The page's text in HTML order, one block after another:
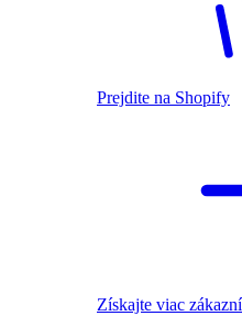
Prejdite na Shopify
Získajte viac